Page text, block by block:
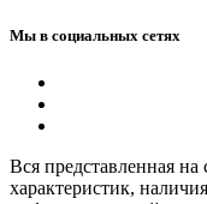
Мы в социальных сетях
Вся представленная
характеристик,